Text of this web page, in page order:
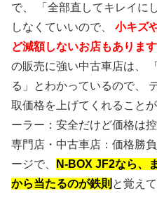
で、 「全部直してキレイに
しなくていいので、 小キズ
ど減額しないお店もあります
の販売に強い中古車店は、
る」とわかっているので、
取価格を上げてくれること
ーラー：安全だけど価格は
専門店・中古車店：価格勝
ージで、
N-BOX JF2なら、
から当たるのが鉄則 と覚え